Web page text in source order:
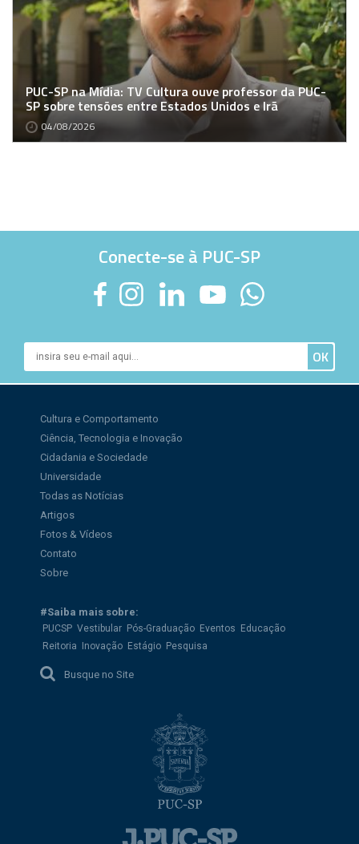
PUC-SP na Mídia: TV Cultura ouve professor da PUC-
SP sobre tensões entre Estados Unidos e Irã
04/08/2026
Conecte-se à PUC-SP
Cultura e Comportamento
Ciência, Tecnologia e Inovação
Cidadania e Sociedade
Universidade
Todas as Notícias
Artigos
Fotos & Vídeos
Contato
Sobre
#Saiba mais sobre:
PUCSP Vestibular Pós-Graduação Eventos
Educação
Reitoria
Inovação Estágio Pesquisa
Busque no Site